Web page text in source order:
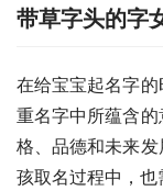
带草字头的字
在给宝宝起名字
重名字中所蕴含
格、品德和未来
孩取名过程中，也